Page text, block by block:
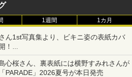
1週間 1カ月
ん1st写真集より、ビキニ姿の表紙カバ
！
フコート）」に決定
心桜さん、裏表紙には横野すみれさんが
PARADE」2026夏号が本日発売